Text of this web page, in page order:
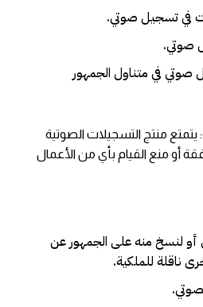
في تسجيل صوتي.
صوتي.
صوتي في متناول الجمهور
يتمتع منتج التسجيلات الصوتية
أو منع القيام بأي من الأعمال
لنسخ منه على الجمهور عن
ناقلة للملكية.